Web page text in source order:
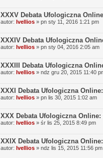
XXXV Debata Ufologiczna
autor: Ivellios » pn sty 11, 2016 1:21 pm
XXXIV Debata Ufologiczna
autor: Ivellios » pn sty 04, 2016 2:05 am
XXXIII Debata Ufologiczna
autor: Ivellios » ndz gru 20, 2015 11:40
XXXI Debata Ufologiczna
autor: Ivellios » pn lis 30, 2015 1:02 am
XXX Debata Ufologiczna
autor: Ivellios » śr lis 25, 2015 8:49 pm
XXIX Debata Ufologiczna
autor: Ivellios » ndz lis 15, 2015 11:56 pm